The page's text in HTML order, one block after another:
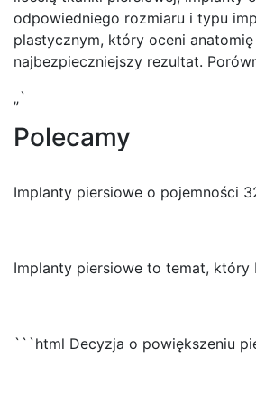
odpowiedniego rozmiaru i typu
plastycznym, który oceni
najbezpieczniejszy rezultat.
„`
Polecamy
Implanty piersiowe o pojemności
Implanty piersiowe to temat,
```html Decyzja o powiększeniu